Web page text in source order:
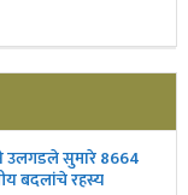
उलगडले सुमारे 8664
बदलांचे रहस्य